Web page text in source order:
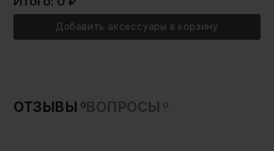
Добавить аксессуары в корзину
ОТЗЫВЫ 0ВОПРОСЫ 0